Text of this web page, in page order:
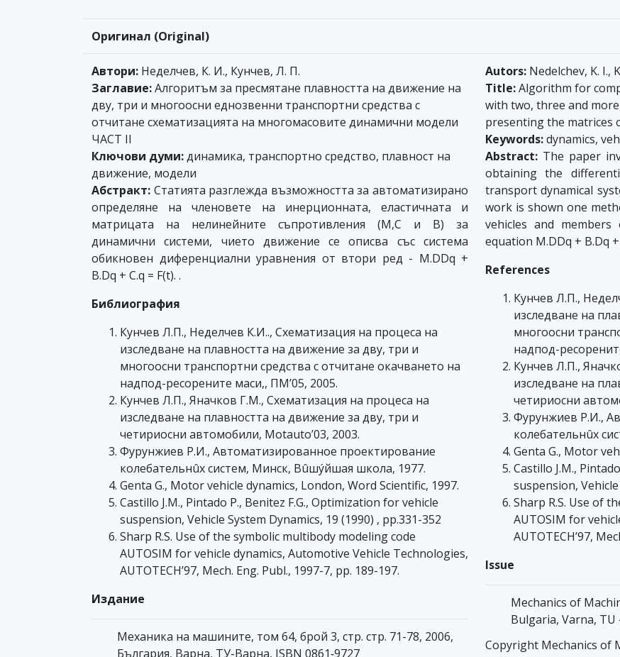
Оригинал (Original)
Автори: Неделчев, К. И., Кунчев, Л. П.
Заглавие:Алгоритъм за пресмятане плавността на движение на
дву, три и многоосни еднозвенни транспортни средства с
отчитане схематизацията на многомасовите динамични модели
ЧАСТ II
Ключови думи:динамика, транспортно средство, плавност на
движение, модели
Абстракт: Статията разглежда възможността за автоматизирано
определяне на членовете на инерционната, еластичната и
матрицата на нелинейните съпротивления (М,С и В) за
динамични системи, чието движение се описва със система
обикновен диференциални уравнения от втори ред - M.DDq +
B.Dq + C.q = F(t). .
Библиография
Кунчев Л.П., Неделчев К.И.., Схематизация на процеса на
изследване на плавността на движение за дву, три и
многоосни транспортни средства с отчитане окачването на
надпод-ресорените маси,, ПМ’05, 2005.
Кунчев Л.П., Яначков Г.M., Схематизация на процеса на
изследване на плавността на движение за дву, три и
четириосни автомобили, Motauto’03, 2003.
Фурунжиев Р.И., Автоматизированное проектирование
колебательнûх систем, Минск, Вûшýйшая школа, 1977.
Genta G., Motor vehicle dynamics, London, Word Scientific, 1997.
Castillo J.M., Pintado P., Benitez F.G., Optimization for vehicle
suspension, Vehicle System Dynamics, 19 (1990) , pp.331-352
Sharp R.S. Use of the symbolic multibody modeling code
AUTOSIM for vehicle dynamics, Automotive Vehicle Technologies,
AUTOTECH’97, Mech. Eng. Publ., 1997-7, pp. 189-197.
Издание
Механика на машините, том 64, брой 3, стр. стр. 71-78, 2006,
България, Варна, ТУ-Варна, ISBN 0861‐9727
Autors: Nedelchev, K. I.,
Title:Algorithm for
with two, three and
presenting the matrices
Keywords:dynamics,
Abstract: The paper
obtaining the
transport dynamical
work is shown one
vehicles and
equation M.DDq + B.Dq +
References
Кунчев Л.П.,
изследване на
многоосни
надпод-
Кунчев Л.П.,
изследване на
четириосни
Фурунжиев Р.И.,
колебательнûх
Genta G., Motor
Castillo J.M.,
suspension,
Sharp R.S. Use of
AUTOSIM for
AUTOTECH’97,
Issue
Mechanics of
Bulgaria, Varna, TU
Copyright Mechanics of